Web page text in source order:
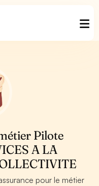
Pilote
A LA
pour le métier